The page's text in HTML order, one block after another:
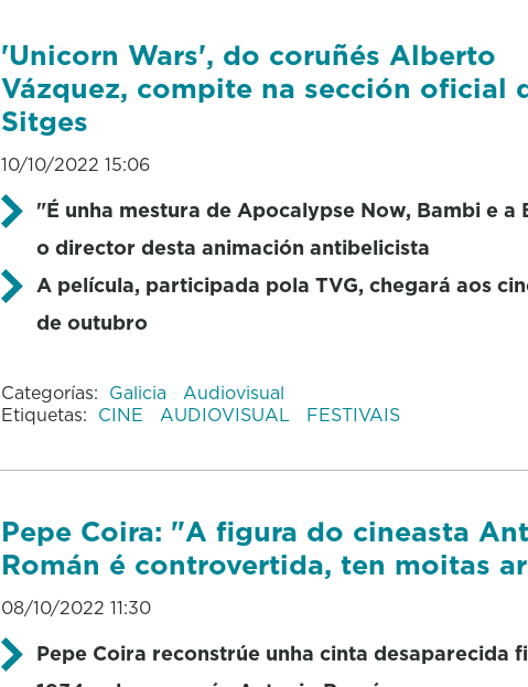
'Unicorn Wars', do coruñés Alberto
Vázquez, compite na sección oficial
Sitges
10/10/2022 15:06
"É unha mestura de Apocalypse Now, Bambi e a
o director desta animación antibelicista
A película, participada pola TVG, chegará aos
de outubro
Categorías: Galicia
Audiovisual
Etiquetas: CINE AUDIOVISUAL FESTIVAIS
Pepe Coira: "A figura do cineasta
Román é controvertida, ten moitas
08/10/2022 11:30
Pepe Coira reconstrúe unha cinta desaparecida